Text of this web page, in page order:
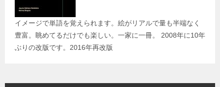
イメージで単語を覚えられます。絵がリアルで量も半端なく
豊富。眺めてるだけでも楽しい。一家に一冊。 2008年に10年
ぶりの改版です。2016年再改版